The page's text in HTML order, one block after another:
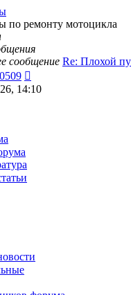
по ремонту мотоцикла
сообщение Re: Плохой
к
14:10